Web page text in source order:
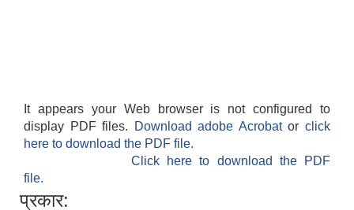
It appears your Web browser is not configured to
display PDF files.
Download adobe Acrobatorclick
here to download the PDF file.
Click here to download the PDF
file.
प्रकार: